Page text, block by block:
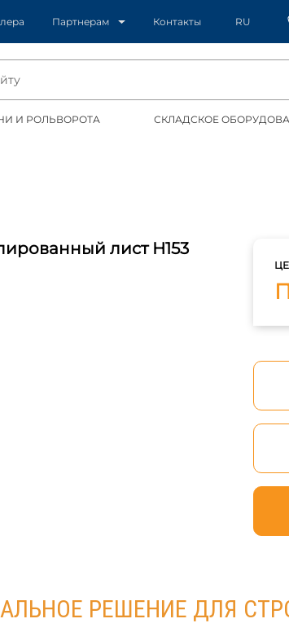
Партнерам Контакты RU
И РОЛЬВОРОТА СКЛАДСКОЕ
лист Н153
РЕШЕНИЕ ДЛЯ